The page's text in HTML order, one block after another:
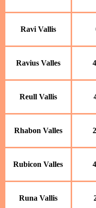
Ravi Vallis
Ravius Valles
Reull Vallis
Rhabon Valles
Rubicon Valles
Runa Vallis